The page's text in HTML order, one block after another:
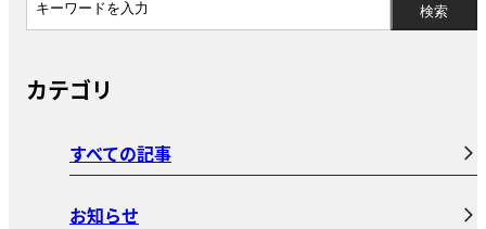
カテゴリ
すべての記事
お知らせ